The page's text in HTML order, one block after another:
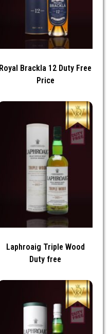
Royal Brackla 12 Duty Free
Price
Laphroaig Triple Wood
Duty free